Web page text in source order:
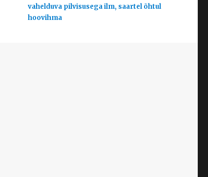
vahelduva pilvisusega ilm, saartel õhtul
hoovihma